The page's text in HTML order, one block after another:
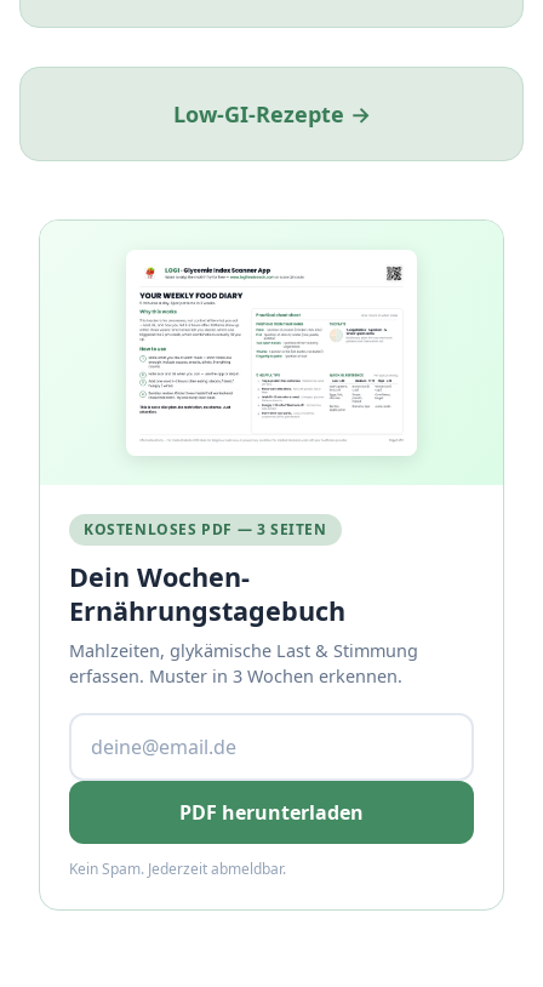
Low-GI-Rezepte →
KOSTENLOSES PDF — 3 SEITEN
Dein Wochen-
Ernährungstagebuch
Mahlzeiten, glykämische Last & Stimmung
erfassen. Muster in 3 Wochen erkennen.
PDF herunterladen
Kein Spam. Jederzeit abmeldbar.